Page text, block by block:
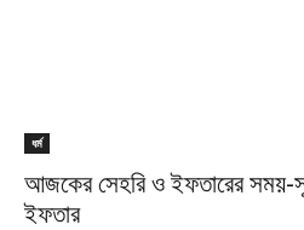
ধর্ম
আজকের সেহরি ও ইফতারের সময়-
ইফতার